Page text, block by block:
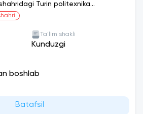
Turin politexnika
Ta'lim shakli
Kunduzgi
boshlab
Batafsil